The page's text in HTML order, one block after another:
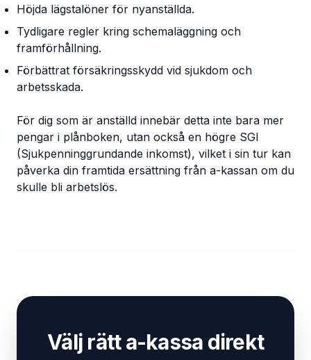
Höjda lägstalöner för nyanställda.
Tydligare regler kring schemaläggning och
framförhållning.
Förbättrat försäkringsskydd vid sjukdom och
arbetsskada.
För dig som är anställd innebär detta inte bara mer
pengar i plånboken, utan också en högre SGI
(Sjukpenninggrundande inkomst), vilket i sin tur kan
påverka din framtida ersättning från a-kassan om du
skulle bli arbetslös.
Välj rätt a-kassa direkt